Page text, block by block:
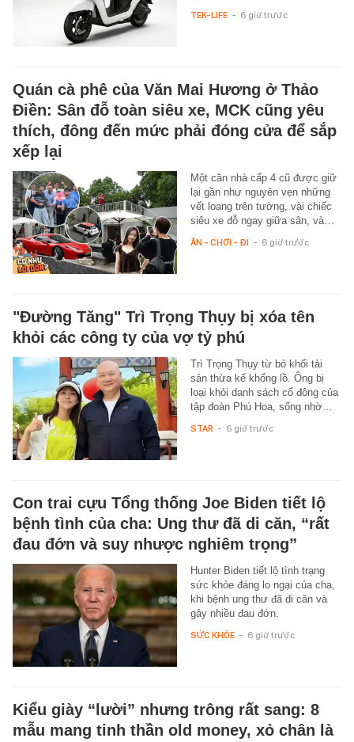
TEK-LIFE - 6 giờ trước
Quán cà phê của Văn Mai Hương ở Thảo
Điền: Sân đỗ toàn siêu xe, MCK cũng yêu
thích, đông đến mức phải đóng cửa để sắp
xếp lại
Một căn nhà cấp 4 cũ được giữ
lại gần như nguyên vẹn những
vết loang trên tường, vài chiếc
siêu xe đỗ ngay giữa sân, và…
ĂN - CHƠI - ĐI - 6 giờ trước
"Đường Tăng" Trì Trọng Thụy bị xóa tên
khỏi các công ty của vợ tỷ phú
Trì Trọng Thụy từ bỏ khối tài
sản thừa kế khổng lồ. Ông bị
loại khỏi danh sách cổ đông của
tập đoàn Phú Hoa, sống nhờ…
STAR - 6 giờ trước
Con trai cựu Tổng thống Joe Biden tiết lộ
bệnh tình của cha: Ung thư đã di căn, “rất
đau đớn và suy nhược nghiêm trọng”
Hunter Biden tiết lộ tình trạng
sức khỏe đáng lo ngại của cha,
khi bệnh ung thư đã di căn và
gây nhiều đau đớn.
SỨC KHỎE - 6 giờ trước
Kiểu giày “lười” nhưng trông rất sang: 8
mẫu mang tinh thần old money, xỏ chân là